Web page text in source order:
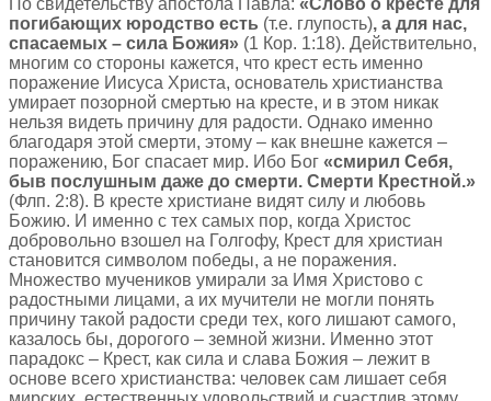
погибающих юродство есть (т.е. глупость), а для нас,
спасаемых – сила Божия» (1 Кор. 1:18). Действительно,
многим со стороны кажется, что крест есть именно
поражение Иисуса Христа, основатель христианства
умирает позорной смертью на кресте, и в этом никак
нельзя видеть причину для радости. Однако именно
благодаря этой смерти, этому – как внешне кажется –
поражению, Бог спасает мир. Ибо Бог «смирил Себя,
быв послушным даже до смерти. Смерти Крестной.»
(Флп. 2:8). В кресте христиане видят силу и любовь
Божию. И именно с тех самых пор, когда Христос
добровольно взошел на Голгофу, Крест для христиан
становится символом победы, а не поражения.
Множество мучеников умирали за Имя Христово с
радостными лицами, а их мучители не могли понять
причину такой радости среди тех, кого лишают самого,
казалось бы, дорогого – земной жизни. Именно этот
парадокс – Крест, как сила и слава Божия – лежит в
основе всего христианства: человек сам лишает себя